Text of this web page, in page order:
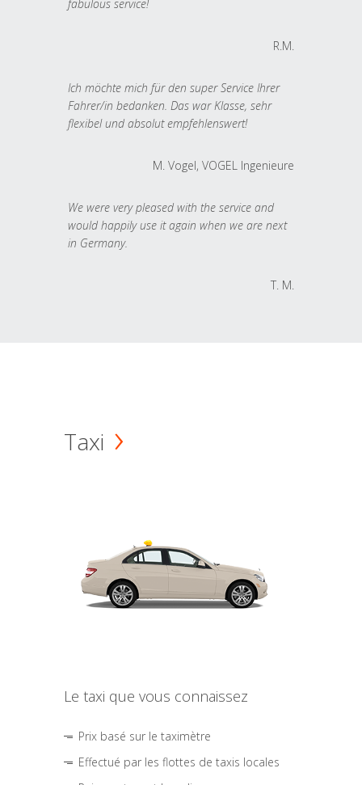
fabulous service!
R.M.
Ich möchte mich für den super Service Ihrer
Fahrer/in bedanken. Das war Klasse, sehr
flexibel und absolut empfehlenswert!
M. Vogel, VOGEL Ingenieure
We were very pleased with the service and
would happily use it again when we are next
in Germany.
T. M.
Taxi
Le taxi que vous connaissez
Prix basé sur le taximètre
Effectué par les flottes de taxis locales